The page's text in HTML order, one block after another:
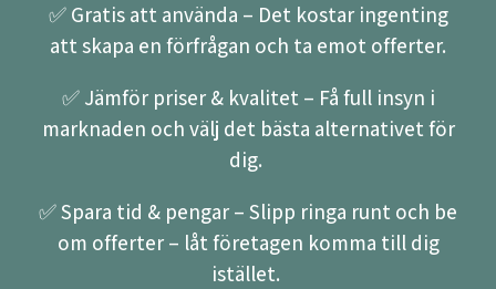
✅ Gratis att använda – Det kostar ingenting
att skapa en förfrågan och ta emot offerter.
✅ Jämför priser & kvalitet – Få full insyn i
marknaden och välj det bästa alternativet för
dig.
✅ Spara tid & pengar – Slipp ringa runt och be
om offerter – låt företagen komma till dig
istället.